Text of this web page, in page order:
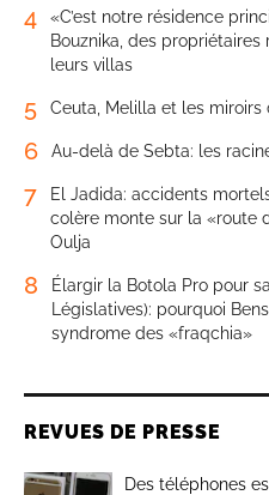
4
«C’est notre résidence
Bouznika, des
leurs villas
5 Ceuta, Melilla et les miroirs
6 Au-delà de Sebta: les
7
El Jadida: accidents
colère monte sur la «route
Oulja
8
Élargir la Botola Pro pour
Législatives): pourquoi
syndrome des «fraqchia»
REVUES DE PRESSE
Des téléphones